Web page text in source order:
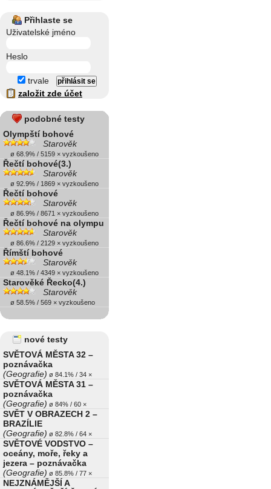
Přihlaste se
Uživatelské jméno
Heslo
trvale
založit zde účet
podobné testy
Olympští bohové
Starověk
ø 68.9% / 5159 × vyzkoušeno
Řečtí bohové(3.)
Starověk
ø 92.9% / 1869 × vyzkoušeno
Řečtí bohové
Starověk
ø 86.9% / 8671 × vyzkoušeno
Řečtí bohové na olympu
Starověk
ø 86.6% / 2129 × vyzkoušeno
Římští bohové
Starověk
ø 48.1% / 4349 × vyzkoušeno
Starověké Řecko(4.)
Starověk
ø 58.5% / 569 × vyzkoušeno
nové testy
SVĚTOVÁ MĚSTA 32 –
poznávačka
(Geografie) ø 84.1% / 34 ×
SVĚTOVÁ MĚSTA 31 –
poznávačka
(Geografie) ø 84% / 60 ×
SVĚT V OBRAZECH 2 –
BRAZÍLIE
(Geografie) ø 82.8% / 64 ×
SVĚTOVÉ VODSTVO –
oceány, moře, řeky a
jezera – poznávačka
(Geografie) ø 85.8% / 77 ×
NEJZNÁMĚJŠÍ A